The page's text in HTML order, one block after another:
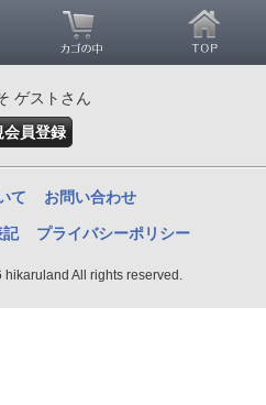
ゲストさん
会員登録
て お問い合わせ
記 プライバシーポリシー
All rights reserved.